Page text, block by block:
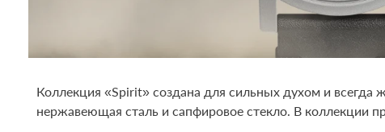
Коллекция «Spirit» создана для сильных духом и
нержавеющая сталь и сапфировое стекло. В коллекции